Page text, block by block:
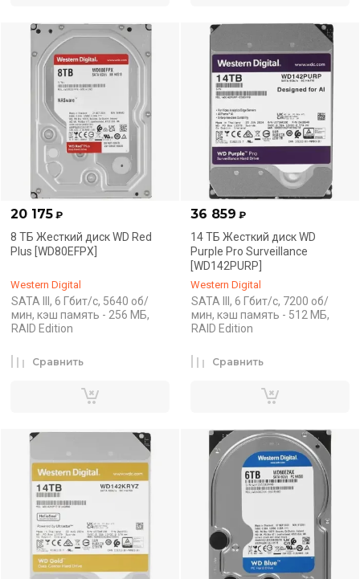
20 175 ₽
8 ТБ Жесткий диск WD Red
Plus [WD80EFPX]
Western Digital
SATA III, 6 Гбит/с, 5640 об/
мин, кэш память - 256 МБ,
RAID Edition
Сравнить
36 859 ₽
14 ТБ Жесткий диск WD
Purple Pro Surveillance
[WD142PURP]
Western Digital
SATA III, 6 Гбит/с, 7200 об/
мин, кэш память - 512 МБ,
RAID Edition
Сравнить